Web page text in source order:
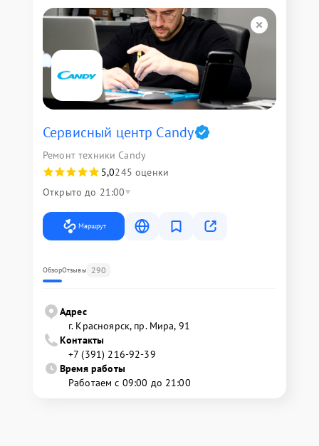
Сервисный центр Candy
Ремонт техники Candy
5,0245 оценки
Открыто до 21:00
Маршрут
ОбзорОтзывы 290
Адрес
г. Красноярск, ​пр. Мира, 91
Контакты
+7 (391) 216-92-39
Время работы
Работаем с 09:00 до 21:00